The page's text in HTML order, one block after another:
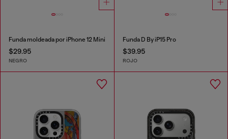
Funda moldeada por iPhone 12 Mini
$29.95
NEGRO
Funda D By iP15 Pro
$39.95
ROJO